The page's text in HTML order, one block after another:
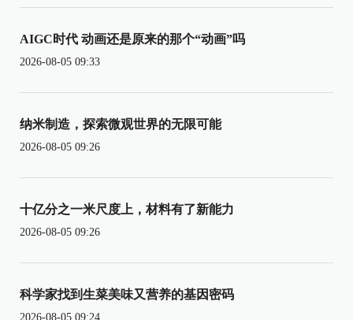
AIGC时代 动画还是原来的那个“动画”吗
2026-08-05 09:33
纳米制造，探索微观世界的无限可能
2026-08-05 09:26
十亿分之一米尺度上，材料有了新能力
2026-08-05 09:26
科学家找到生菜美味又营养的基因密码
2026-08-05 09:24